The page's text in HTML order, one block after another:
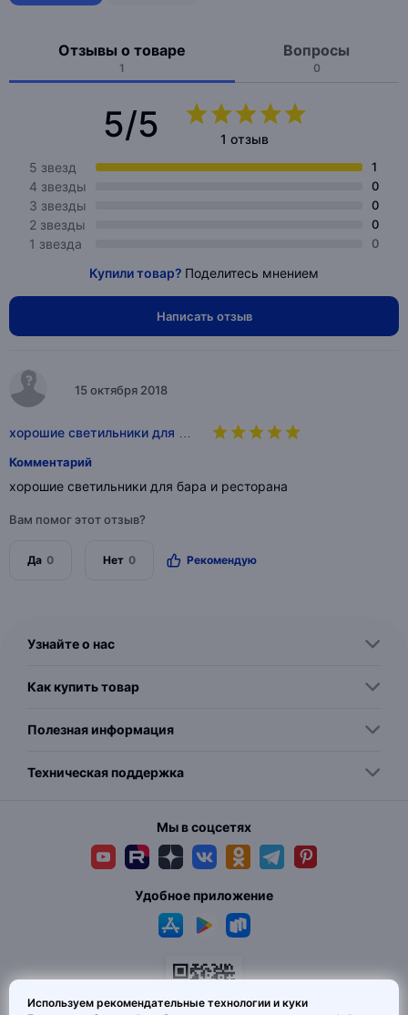
Отзывы о товаре
1
Вопросы
0
5/5
1 отзыв
5 звезд
1
4 звезды 0
3 звезды 0
2 звезды 0
1 звезда 0
Купили товар? Поделитесь мнением
Написать отзыв
15 октября 2018
хорошие светильники для …
Комментарий
хорошие светильники для бара и ресторана
Вам помог этот отзыв?
Да 0 Нет 0 Рекомендую
Узнайте о нас
Как купить товар
Полезная информация
Техническая поддержка
Мы в соцсетях
Удобное приложение
Используем рекомендательные технологии и куки